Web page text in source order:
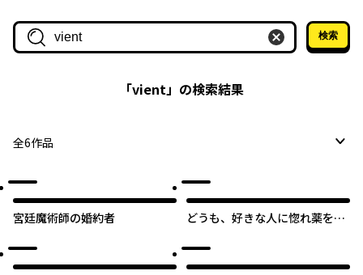
作品名・作家名で探す
検索
「vient」の検索結果
全6作品
宮廷魔術師の婚約者
どうも、好きな人に惚れ薬を依